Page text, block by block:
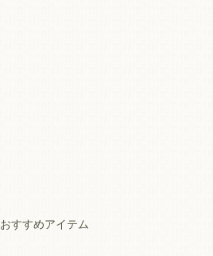
おすすめアイテム